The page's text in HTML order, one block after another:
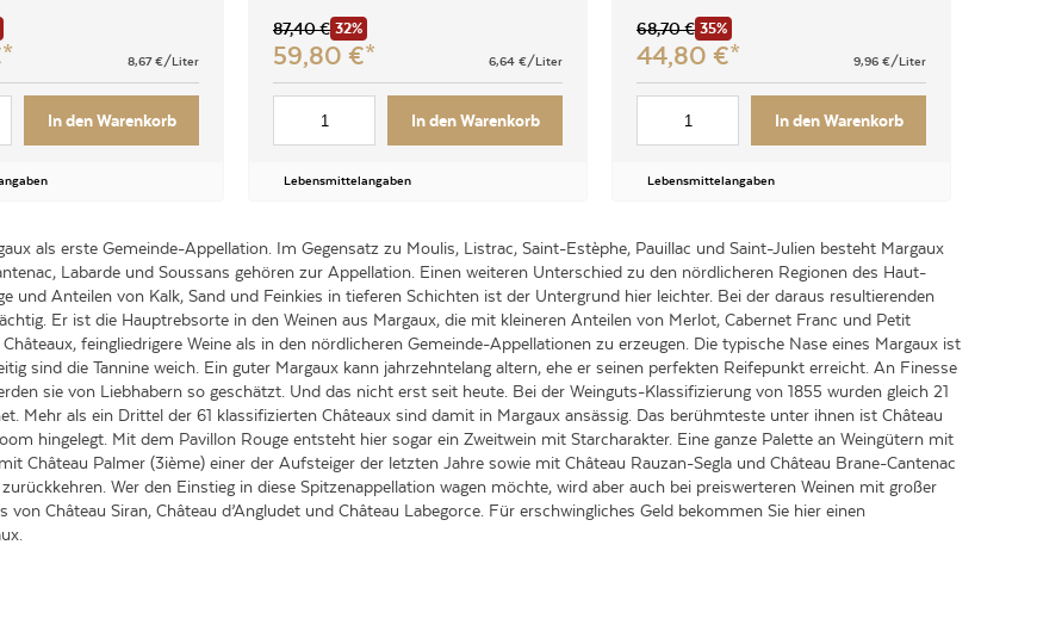
8,67 €/Liter
In den Warenkorb
6,64 €/Liter
87,40€ 32%
59,80 €
In den Warenkorb
Lebensmittelangaben
9,96 €/Liter
68,70€ 35%
44,80 €
In den Warenkorb
Lebensmittelangaben
als erste Gemeinde-Appellation. Im Gegensatz zu Moulis, Listrac, Saint-Estèphe, Pauillac und Saint-Julien besteht Margaux
Labarde und Soussans gehören zur Appellation. Einen weiteren Unterschied zu den nördlicheren Regionen des Haut-
und Anteilen von Kalk, Sand und Feinkies in tieferen Schichten ist der Untergrund hier leichter. Bei der daraus resultierenden
Er ist die Hauptrebsorte in den Weinen aus Margaux, die mit kleineren Anteilen von Merlot, Cabernet Franc und Petit
feingliedrigere Weine als in den nördlicheren Gemeinde-Appellationen zu erzeugen. Die typische Nase eines Margaux ist
sind die Tannine weich. Ein guter Margaux kann jahrzehntelang altern, ehe er seinen perfekten Reifepunkt erreicht. An Finesse
sie von Liebhabern so geschätzt. Und das nicht erst seit heute. Bei der Weinguts-Klassifizierung von 1855 wurden gleich 21
Mehr als ein Drittel der 61 klassifizierten Châteaux sind damit in Margaux ansässig. Das berühmteste unter ihnen ist Château
hingelegt. Mit dem Pavillon Rouge entsteht hier sogar ein Zweitwein mit Starcharakter. Eine ganze Palette an Weingütern mit
Château Palmer (3ième) einer der Aufsteiger der letzten Jahre sowie mit Château Rauzan-Segla und Château Brane-Cantenac
Wer den Einstieg in diese Spitzenappellation wagen möchte, wird aber auch bei preiswerteren Weinen mit großer
Château Siran, Château d’Angludet und Château Labegorce. Für erschwingliches Geld bekommen Sie hier einen